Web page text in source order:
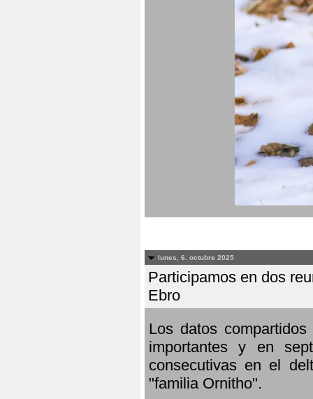
lunes, 6. octubre 2025
Participamos en dos
Ebro
Los datos
importantes y en
consecutivas en el
"familia Ornitho".